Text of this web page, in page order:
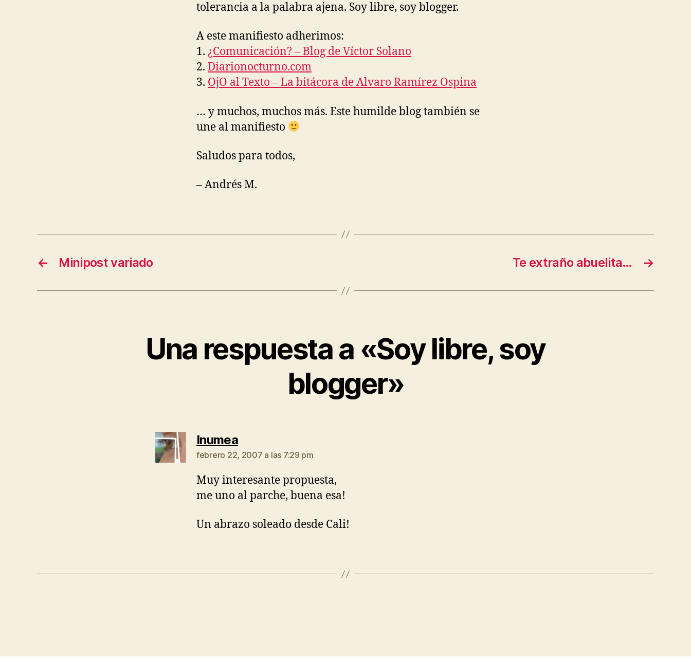
tolerancia a la palabra ajena. Soy libre, soy blogger.
A este manifiesto adherimos:
1. ¿Comunicación? – Blog de Víctor Solano
2. Diarionocturno.com
3. OjO al Texto – La bitácora de Alvaro Ramírez Ospina
… y muchos, muchos más. Este humilde blog también se
une al manifiesto
Saludos para todos,
– Andrés M.
← Minipost variado →
Te extraño abuelita…
Una respuesta a «Soy libre, soy
blogger»
Inumeadice:
febrero 22, 2007 a las 7:29 pm
Muy interesante propuesta,
me uno al parche, buena esa!
Un abrazo soleado desde Cali!